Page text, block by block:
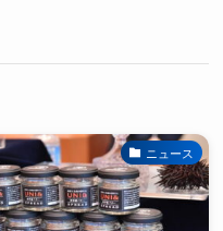
ニュース